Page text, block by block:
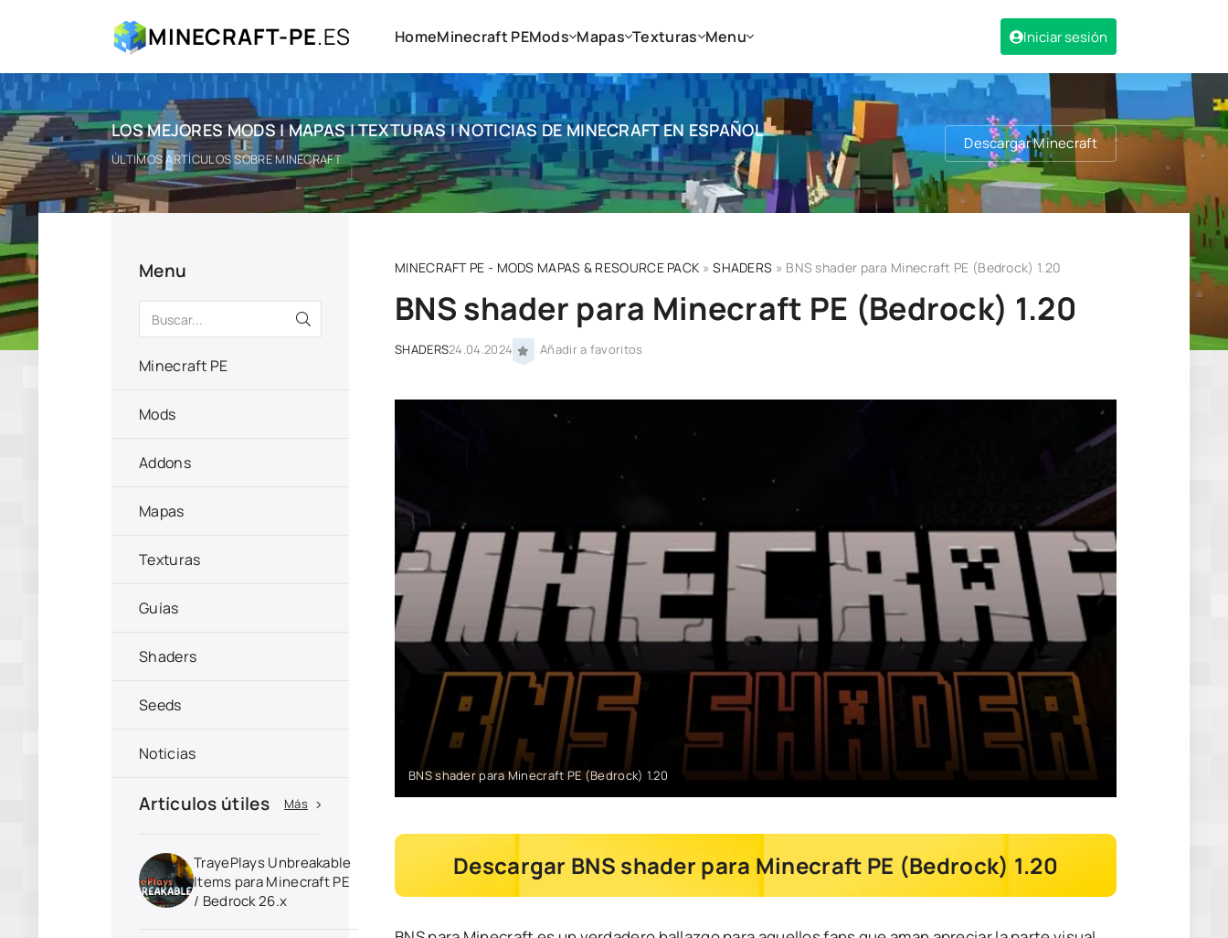
MINECRAFT-PE.ES HomeMinecraft PEMods Mapas Texturas Menu Iniciar sesión
LOS MEJORES MODS | MAPAS | TEXTURAS | NOTICIAS DE MINECRAFT EN ESPAÑOL
ÚLTIMOS ARTÍCULOS SOBRE MINECRAFT
Descargar Minecraft
MINECRAFT PE - MODS MAPAS & RESOURCE PACK »SHADERS » BNS shader para Minecraft PE (Bedrock) 1.20
BNS shader para Minecraft PE (Bedrock) 1.20
SHADERS24.04.2024 Añadir a favoritos
BNS shader para Minecraft PE (Bedrock) 1.20
Descargar BNS shader para Minecraft PE (Bedrock) 1.20
Menu
Minecraft PE
Mods
Addons
Mapas
Texturas
Guías
Shaders
Seeds
Noticias
Artículos útiles Más
TrayePlays Unbreakable
Items para Minecraft PE
/ Bedrock 26.x